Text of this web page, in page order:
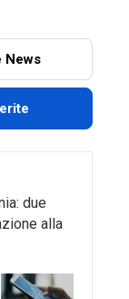
News
due
alla